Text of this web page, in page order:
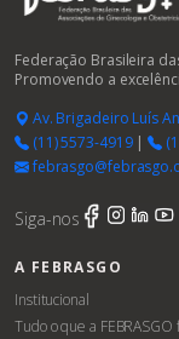
Federação Brasileira
Promovendo a
Av. Brigadeiro Luís
(11) 5573-4919|
Siga-nos
A FEBRASGO
Institucional
Tudo o que a FEBRASGO